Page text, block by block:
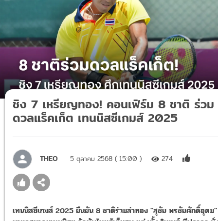
ชิง 7 เหรียญทอง! คอนเฟิร์ม 8 ชาติ ร่วม
ดวลแร็คเก็ต เทนนิสซีเกมส์ 2025
THEO 5 ตุลาคม 2568 ( 15:00 ) 274
เทนนิสซีเกมส์ 2025 ยืนยัน 8 ชาติร่วมล่าทอง "สุชัย พรชัยศักดิ์อุดม"